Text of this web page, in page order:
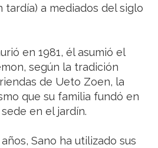
tardía) a mediados del siglo
en 1981, él asumió el
según la tradición
de Ueto Zoen, la
que su familia fundó en
en el jardín.
Sano ha utilizado sus